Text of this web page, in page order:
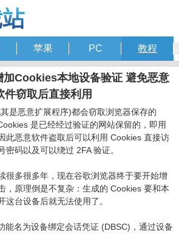
苹果 PC 教程
加Cookies本地设备验证 避免恶意
件窃取后直接利用
是恶意扩展程序)都会窃取浏览器保存的
是已经经过验证的网站保留的，即用
此恶意软件盗取后可以利用 Cookies 直接访
密码以及可以绕过 2FA 验证。
很多很多年，现在谷歌浏览器终于要开始增
，原理倒是不复杂：生成的 Cookies 要和本
这台设备后就无法使用了。
能名为设备绑定会话凭证 (DBSC)，通过设备